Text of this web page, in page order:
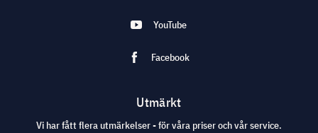
YouTube
Facebook
Utmärkt
Vi har fått flera utmärkelser - för våra priser och vår service.